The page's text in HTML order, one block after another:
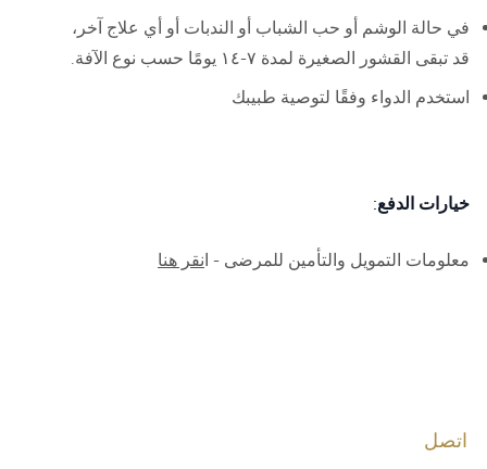
في حالة الوشم أو حب الشباب أو الندبات أو أي علاج آخر،
قد تبقى القشور الصغيرة لمدة ٧-١٤ يومًا حسب نوع الآفة.
استخدم الدواء وفقًا لتوصية طبيبك
خيارات الدفع:
معلومات التمويل والتأمين للمرضى - انقر هنا
اتصل